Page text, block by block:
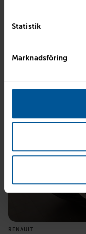
Statistik
Marknadsföring
139 800kr
RENAULT